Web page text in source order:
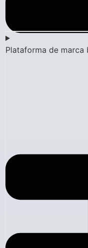
Plataforma de marca